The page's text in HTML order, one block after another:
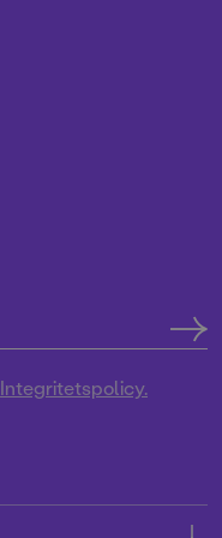
Integritetspolicy.